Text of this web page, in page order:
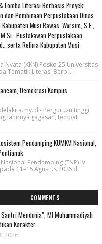
Lomba Literasi Berbasis Proyek:
dan Pembinaan Perpustakaan Dinas
Musi Rawas, Warsim, S.E.,
Pustakawan Perpustakaan
serta Relima Kabupaten Musi
Nyata (KKN) Posko 25 Universitas
Tematik Literasi Berb...
Demokrasi Kampus
- Perguruan tinggi
lahirnya gagasan, tempat
Pendamping KUMKM Nasional,
Pendamping (TNP) IV
11–15 Agustus 2026 di
COMMENTS
Mendunia”, MI Muhammadiyah
Karakter
2026